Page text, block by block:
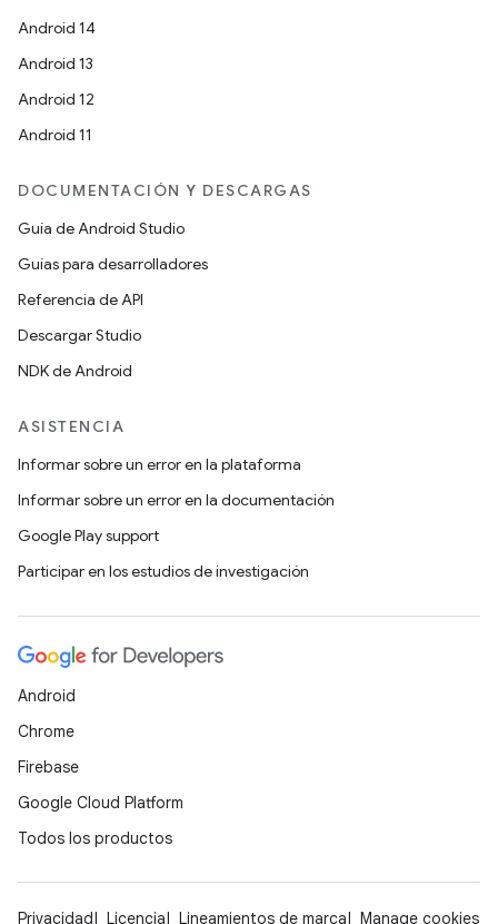
Android 14
Android 13
Android 12
Android 11
DOCUMENTACIÓN Y DESCARGAS
Guía de Android Studio
Guías para desarrolladores
Referencia de API
Descargar Studio
NDK de Android
ASISTENCIA
Informar sobre un error en la plataforma
Informar sobre un error en la documentación
Google Play support
Participar en los estudios de investigación
Android
Chrome
Firebase
Google Cloud Platform
Todos los productos
Privacidad Licencia Lineamientos de marca Manage cookies